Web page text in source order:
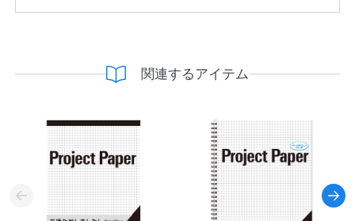
関連するアイテム